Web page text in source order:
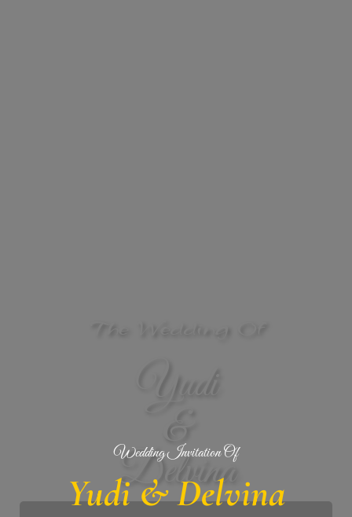
Yudi
&
Delvina
Wedding Invitation Of
Yudi & Delvina